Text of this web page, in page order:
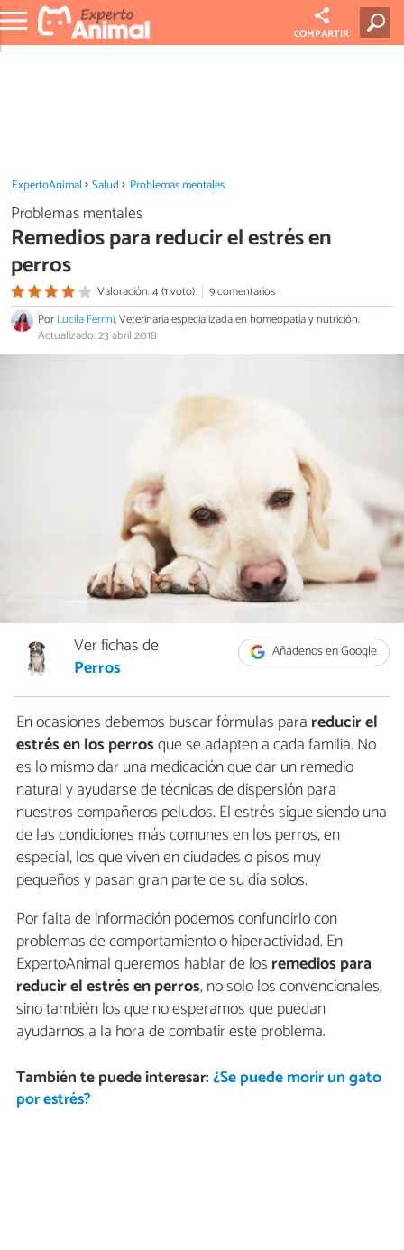
COMPARTIR
ExpertoAnimal Salud Problemas mentales
Problemas mentales
Remedios para reducir el estrés en
perros
Valoración: 4 (1 voto)
9 comentarios
PorLucila Ferrini, Veterinaria especializada en homeopatía y nutrición.
Actualizado: 23 abril 2018
Añádenos en Google
Ver fichas de
Perros
En ocasiones debemos buscar fórmulas para reducir el
estrés en los perrosque se adapten a cada familia. No
es lo mismo dar una medicación que dar un remedio
natural y ayudarse de técnicas de dispersión para
nuestros compañeros peludos. El estrés sigue siendo una
de las condiciones más comunes en los perros, en
especial, los que viven en ciudades o pisos muy
pequeños y pasan gran parte de su día solos.
Por falta de información podemos confundirlo con
problemas de comportamiento o hiperactividad. En
ExpertoAnimal queremos hablar de los remedios para
reducir el estrés en perros, no solo los convencionales,
sino también los que no esperamos que puedan
ayudarnos a la hora de combatir este problema.
También te puede interesar:¿Se puede morir un gato
por estrés?